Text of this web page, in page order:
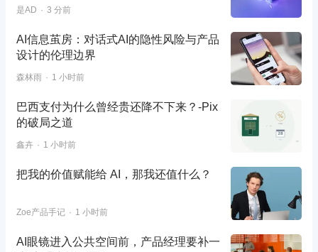
是AD 3 分前
AI信息茧房：对话式AI的隐性风险与产品
设计的伦理边界
森林雨 1 小时前
巴西支付为什么曾经贵还降不下来？-Pix
的破局之道
鑫卉 1 小时前
把我的价值赋能给 AI，那我还值什么？
Zoe产品手记 1 小时前
AI眼镜进入公共空间前，产品经理要补一